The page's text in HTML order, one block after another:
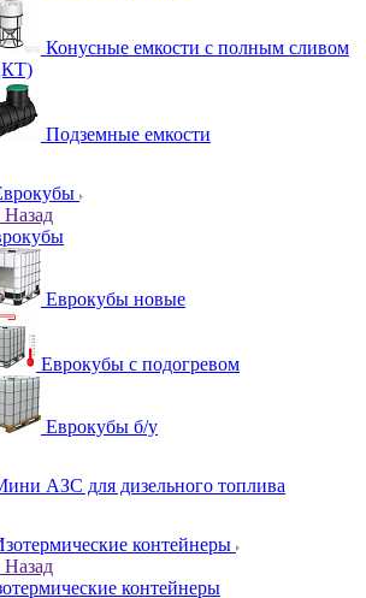
Конусные емкости с полным сливом
Подземные емкости
Назад
Еврокубы новые
Еврокубы с подогревом
Еврокубы б/у
АЗС для дизельного топлива
контейнеры
Назад
контейнеры